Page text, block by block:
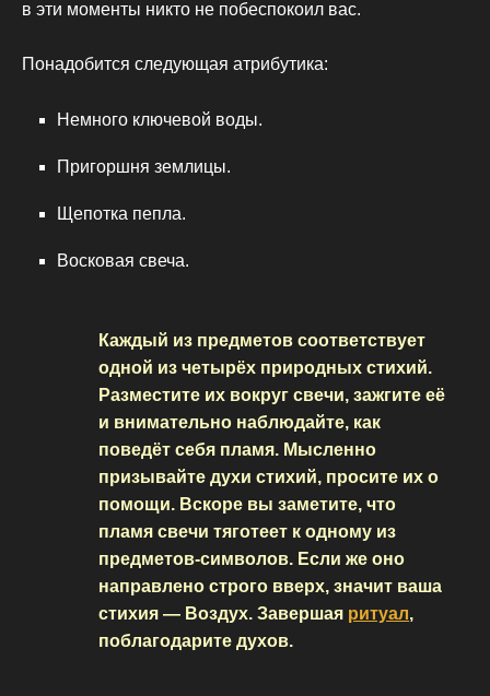
в эти моменты никто не побеспокоил вас.
Понадобится следующая атрибутика:
Немного ключевой воды.
Пригоршня землицы.
Щепотка пепла.
Восковая свеча.
Каждый из предметов соответствует
одной из четырёх природных стихий.
Разместите их вокруг свечи, зажгите её
и внимательно наблюдайте, как
поведёт себя пламя. Мысленно
призывайте духи стихий, просите их о
помощи. Вскоре вы заметите, что
пламя свечи тяготеет к одному из
предметов-символов. Если же оно
направлено строго вверх, значит ваша
стихия — Воздух. Завершая ритуал,
поблагодарите духов.